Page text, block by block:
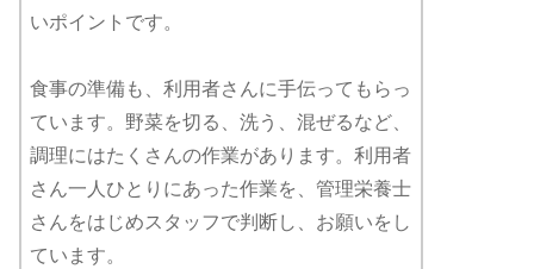
いポイントです。
食事の準備も、利用者さんに手伝ってもらっ
ています。野菜を切る、洗う、混ぜるなど、
調理にはたくさんの作業があります。利用者
さん一人ひとりにあった作業を、管理栄養士
さんをはじめスタッフで判断し、お願いをし
ています。